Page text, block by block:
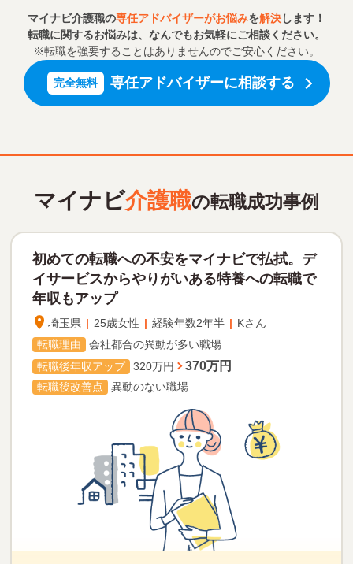
10日目 内定！＆転職成功♪
３施設のうち２施設から合格連絡！２つの施設のうち自宅
からのアクセスが良く教育環境や残業時間なども希望どお
とで、 自分の希望も明確になった。面談時に貰った求人に
ついても、それぞれ詳細情報を聞いたり、質問できた。
1~3ヶ月
現職の都合で、すぐには転職できないことを伝えて
3か月目 複数の施設の面接・見学
ける。家の近くの施設は１人で面接に行ったが、面接対策
をしっかりして貰ったおかげで落ち着いて面接に臨めた。
4か月目 内定！＆転職成功♪
２施設ともに内定！甲乙つけがたい印象だったが、研修制
度が充実しており、給与や休日などが希望どおりだった施
設への入職を決意！
マイナビ介護職の専任アドバイザーがお悩みを解決します！
転職に関するお悩みは、なんでもお気軽にご相談ください。
※転職を強要することはありませんのでご安心ください。
完全無料 専任アドバイザーに相談する
マイナビ介護職の転職成功事例
初めての転職への不安をマイナビで払拭。 デ
イサービスからやりがいある特養への転職で
年収もアップ
埼玉県 | 25歳女性 | 経験年数2年半 | Kさん
転職理由
会社都合の異動が多い職場
転職後年収アップ
320万円 370万円
転職後改善点 異動のない職場